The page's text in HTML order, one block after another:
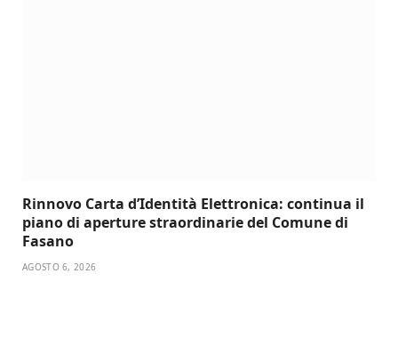
Rinnovo Carta d’Identità Elettronica: continua il
piano di aperture straordinarie del Comune di
Fasano
AGOSTO 6, 2026